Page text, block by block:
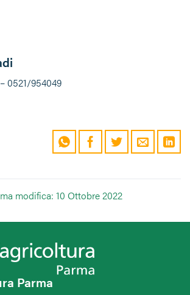
0521/954049
modifica: 10 Ottobre 2022
Parma